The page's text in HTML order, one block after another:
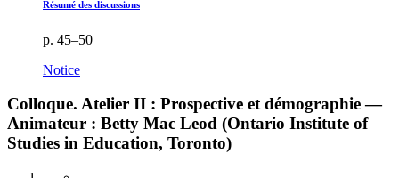
Résumé des discussions
p. 45–50
Notice
Colloque. Atelier II : Prospective et démographie —
Animateur : Betty Mac Leod (Ontario Institute of
Studies in Education, Toronto)